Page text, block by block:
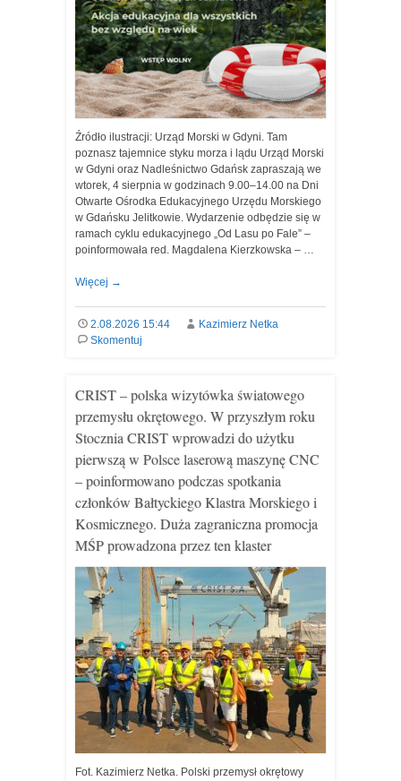
Źródło ilustracji: Urząd Morski w Gdyni. Tam
poznasz tajemnice styku morza i lądu Urząd Morski
w Gdyni oraz Nadleśnictwo Gdańsk zapraszają we
wtorek, 4 sierpnia w godzinach 9.00–14.00 na Dni
Otwarte Ośrodka Edukacyjnego Urzędu Morskiego
w Gdańsku Jelitkowie. Wydarzenie odbędzie się w
ramach cyklu edukacyjnego „Od Lasu po Fale” –
poinformowała red. Magdalena Kierzkowska – …
Więcej →
2.08.2026 15:44
Kazimierz Netka
Skomentuj
CRIST – polska wizytówka światowego
przemysłu okrętowego. W przyszłym roku
Stocznia CRIST wprowadzi do użytku
pierwszą w Polsce laserową maszynę CNC
– poinformowano podczas spotkania
członków Bałtyckiego Klastra Morskiego i
Kosmicznego. Duża zagraniczna promocja
MŚP prowadzona przez ten klaster
Fot. Kazimierz Netka. Polski przemysł okrętowy